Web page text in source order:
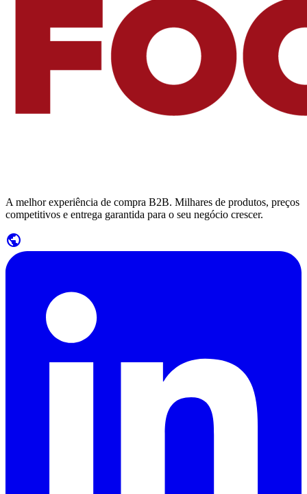
A melhor experiência de compra B2B. Milhares de produtos, preços
competitivos e entrega garantida para o seu negócio crescer.
public